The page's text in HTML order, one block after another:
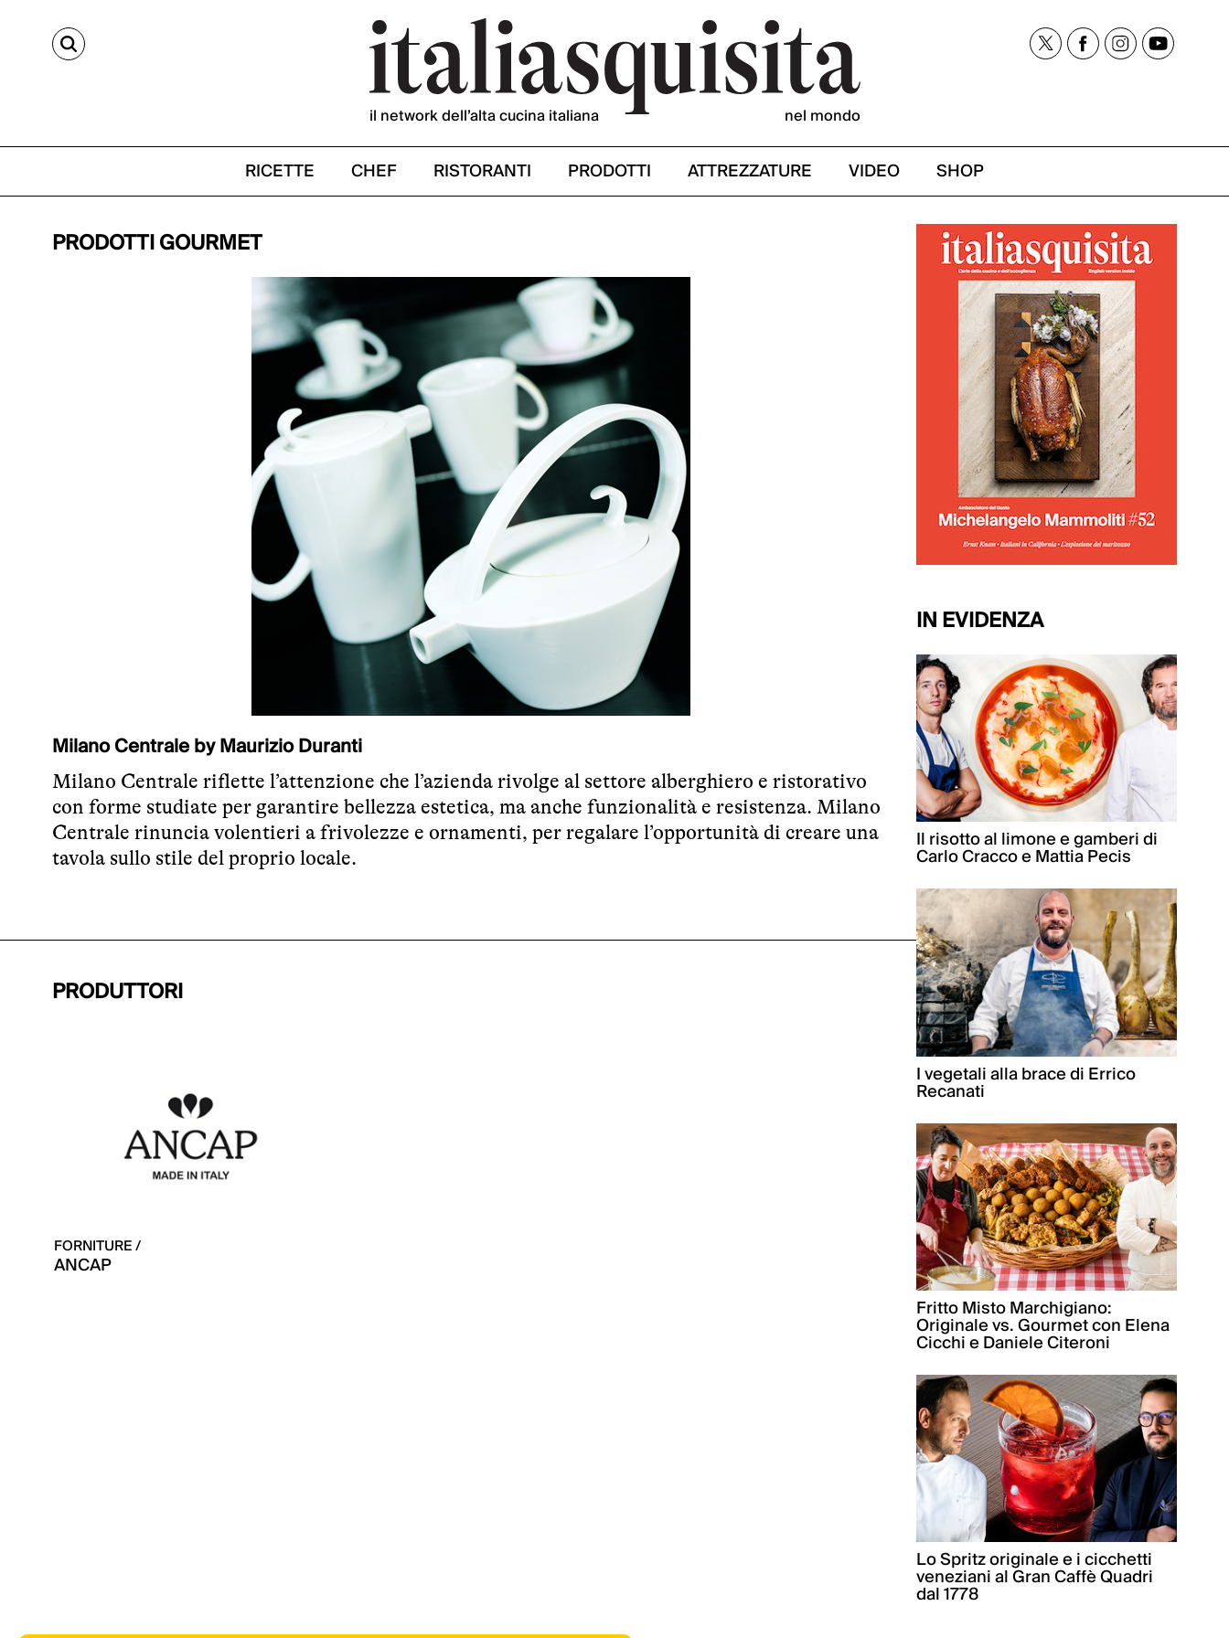
CERCA
il network dell’alta cucina italiana nel mondo
RICETTE CHEF RISTORANTI PRODOTTI ATTREZZATURE VIDEO SHOP
PRODOTTI GOURMET
Milano Centrale by Maurizio Duranti
Milano Centrale riflette l’attenzione che l’azienda rivolge al settore alberghiero e ristorativo
con forme studiate per garantire bellezza estetica, ma anche funzionalità e resistenza. Milano
Centrale rinuncia volentieri a frivolezze e ornamenti, per regalare l’opportunità di creare una
tavola sullo stile del proprio locale.
PRODUTTORI
FORNITURE /
ANCAP
IN EVIDENZA
Il risotto al limone e gamberi di
Carlo Cracco e Mattia Pecis
I vegetali alla brace di Errico
Recanati
Fritto Misto Marchigiano:
Originale vs. Gourmet con Elena
Cicchi e Daniele Citeroni
Lo Spritz originale e i cicchetti
veneziani al Gran Caffè Quadri
dal 1778